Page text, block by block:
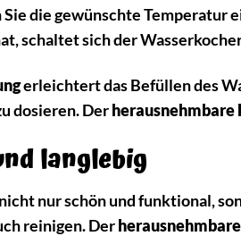
die gewünschte Temperatur
schaltet sich der
erleichtert das Befüllen des
dosieren. Der
langlebig
nur schön und funktional,
reinigen. Der